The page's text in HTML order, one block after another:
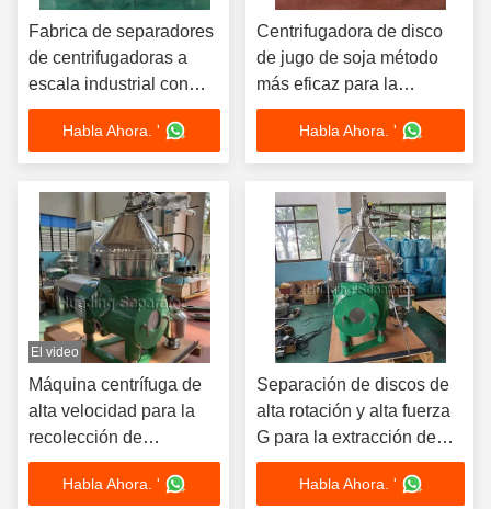
Fabrica de separadores
de centrifugadoras a
escala industrial con
certificado CE
Habla Ahora. '
Centrifugadora de disco
de jugo de soja método
más eficaz para la
separación de mezclas
Habla Ahora. '
El video
Máquina centrífuga de
alta velocidad para la
recolección de
espirulina
Habla Ahora. '
Separación de discos de
alta rotación y alta fuerza
G para la extracción de
chlorella
Habla Ahora. '